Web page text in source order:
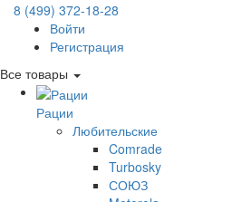
8 (499) 372-18-28
Войти
Регистрация
Все товары
Рации
Любительские
Comrade
Turbosky
СОЮЗ